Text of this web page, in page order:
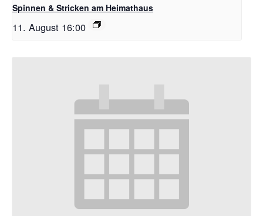
Spinnen & Stricken am Heimathaus
11. August 16:00